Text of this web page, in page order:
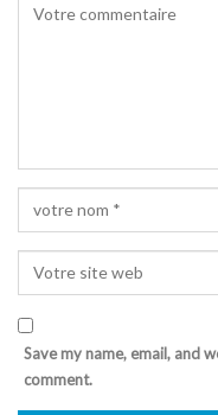
Save my name, email, and
comment.